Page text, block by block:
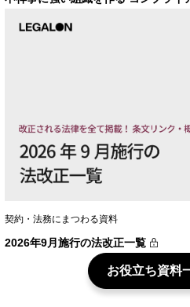
契約・法務にまつわる資料
2026年9月施行の法改正一覧
お役立ち資料